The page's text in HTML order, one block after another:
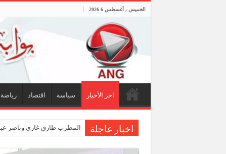
الخميس , أغسطس 6 2026
اخر الأخبار سياسة اقتصاد رياضة
اخبار عاجلة المطرب طارق غازي وناصر